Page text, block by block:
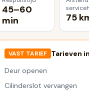
45–60
min
75
VAST TARIEF Tarieven in
Deur openen
Cilinderslot vervangen